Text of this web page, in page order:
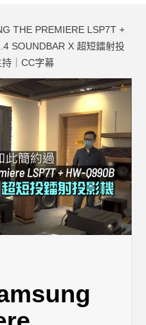
THE PREMIERE LSP7T +
SOUNDBAR X 超短鐳射投
｜CC字幕